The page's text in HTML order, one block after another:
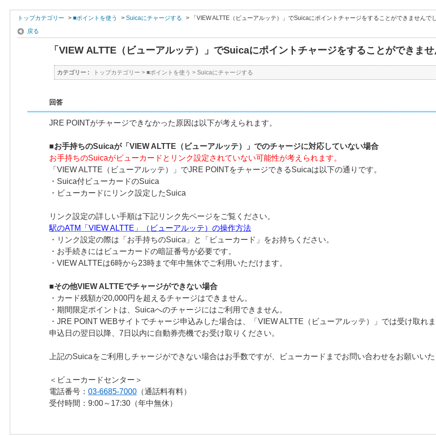
トップカテゴリー > ■ポイントを使う > Suicaにチャージする >
「VIEW ALTTE（ビューアルッテ）」でSuicaにポイントチャージをすることができませんで
戻る
「VIEW ALTTE（ビューアルッテ）」でSuicaにポイントチャージをすることができま
カテゴリー : トップカテゴリー > ■ポイントを使う > Suicaにチャージする
回答
JRE POINTがチャージできなかった原因は以下が考えられます。
■お手持ちのSuicaが「VIEW ALTTE（ビューアルッテ）」でのチャージに対応していない場合
お手持ちのSuicaがビューカードとリンク設定されていない可能性が考えられます。
「VIEW ALTTE（ビューアルッテ）」でJRE POINTをチャージできるSuicaは以下の通りです。
・Suica付ビューカードのSuica
・ビューカードにリンク設定したSuica
リンク設定の詳しい手順は下記リンク先ページをご覧ください。
駅のATM「VIEW ALTTE」（ビューアルッテ）の操作方法
・リンク設定の際は「お手持ちのSuica」と「ビューカード」をお持ちください。
・お手続きにはビューカードの暗証番号が必要です。
・VIEW ALTTEは6時から23時まで年中無休でご利用いただけます。
■その他VIEW ALTTEでチャージができない場合
・カード残額が20,000円を超えるチャージはできません。
・期間限定ポイントは、Suicaへのチャージにはご利用できません。
・JRE POINT WEBサイトでチャージ申込みした場合は、「VIEW ALTTE（ビューアルッテ）」では受け取れま
申込日の翌日以降、7日以内に自動券売機でお受け取りください。
上記のSuicaをご利用しチャージができない場合はお手数ですが、ビューカードまでお問い合わせをお願いいた
＜ビューカードセンター＞
電話番号： 03-6685-7000 （通話料有料）
受付時間：9:00～17:30（年中無休）